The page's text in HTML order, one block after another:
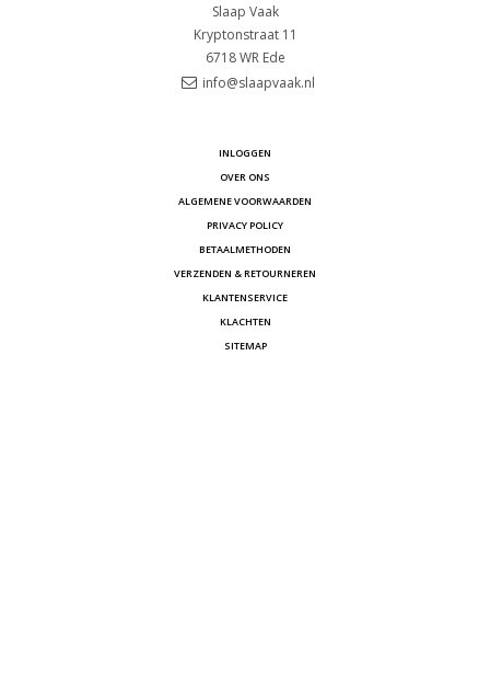
Slaap Vaak
Kryptonstraat 11
6718 WR Ede
info@slaapvaak.nl
INLOGGEN
OVER ONS
ALGEMENE VOORWAARDEN
PRIVACY POLICY
BETAALMETHODEN
VERZENDEN & RETOURNEREN
KLANTENSERVICE
KLACHTEN
SITEMAP